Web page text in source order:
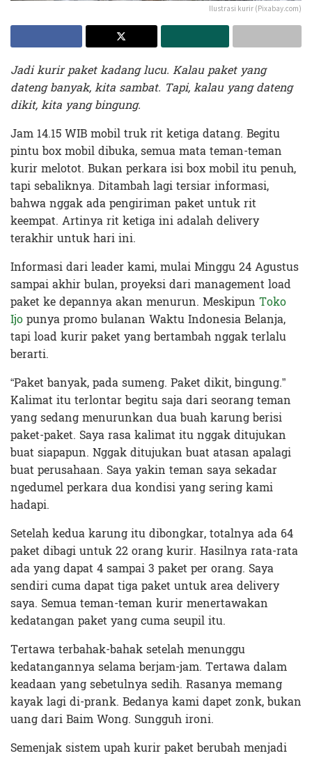
Ilustrasi kurir (Pixabay.com)
Jadi kurir paket kadang lucu. Kalau paket yang
dateng banyak, kita sambat. Tapi, kalau yang dateng
dikit, kita yang bingung.
Jam 14.15 WIB mobil truk rit ketiga datang. Begitu
pintu box mobil dibuka, semua mata teman-teman
kurir melotot. Bukan perkara isi box mobil itu penuh,
tapi sebaliknya. Ditambah lagi tersiar informasi,
bahwa nggak ada pengiriman paket untuk rit
keempat. Artinya rit ketiga ini adalah delivery
terakhir untuk hari ini.
Informasi dari leader kami, mulai Minggu 24 Agustus
sampai akhir bulan, proyeksi dari management load
paket ke depannya akan menurun. Meskipun Toko
Ijopunya promo bulanan Waktu Indonesia Belanja,
tapi load kurir paket yang bertambah nggak terlalu
berarti.
“Paket banyak, pada sumeng. Paket dikit, bingung.”
Kalimat itu terlontar begitu saja dari seorang teman
yang sedang menurunkan dua buah karung berisi
paket-paket. Saya rasa kalimat itu nggak ditujukan
buat siapapun. Nggak ditujukan buat atasan apalagi
buat perusahaan. Saya yakin teman saya sekadar
ngedumel perkara dua kondisi yang sering kami
hadapi.
Setelah kedua karung itu dibongkar, totalnya ada 64
paket dibagi untuk 22 orang kurir. Hasilnya rata-rata
ada yang dapat 4 sampai 3 paket per orang. Saya
sendiri cuma dapat tiga paket untuk area delivery
saya. Semua teman-teman kurir menertawakan
kedatangan paket yang cuma seupil itu.
Tertawa terbahak-bahak setelah menunggu
kedatangannya selama berjam-jam. Tertawa dalam
keadaan yang sebetulnya sedih. Rasanya memang
kayak lagi di-prank. Bedanya kami dapet zonk, bukan
uang dari Baim Wong. Sungguh ironi.
Semenjak sistem upah kurir paket berubah menjadi